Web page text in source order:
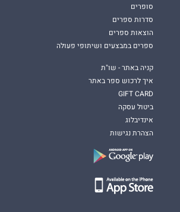
סופרים
סדרות ספרים
הוצאות ספרים
ספרים במבצעים ושיתופי פעולה
קניה באתר - שו"ת
איך לרכוש ספר באתר
GIFT CARD
ביטול עסקה
אינדיבלוג
הצהרת נגישות